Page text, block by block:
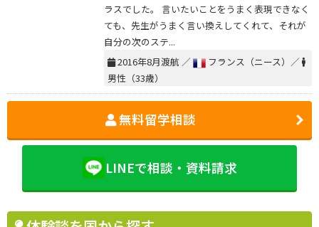
ラスでした。 言いたいことをうまく表現できなく
ても、先生がうまく言い換えしてくれて、それが
自分の次のステ...
2016年8月渡航 ／
フランス（ニース）／
男性（33歳）
無料留学相談
LINEで相談・資料請求